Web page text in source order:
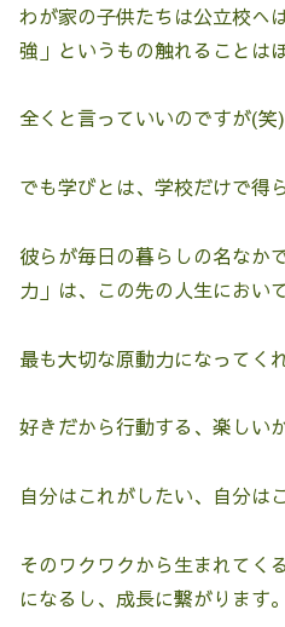
わが家の子供たちは公立校へ
強」というもの触れることは
全くと言っていいのですが(笑)
でも学びとは、学校だけで得
彼らが毎日の暮らしの名なか
力」は、この先の人生におい
最も大切な原動力になってく
好きだから行動する、楽しい
自分はこれがしたい、自分は
そのワクワクから生まれてく
になるし、成長に繋がります。